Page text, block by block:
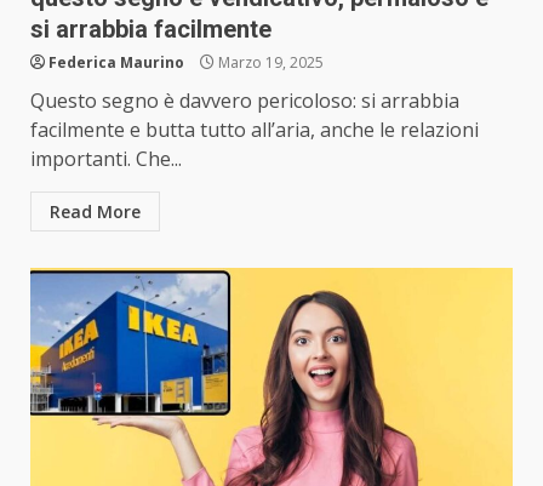
si arrabbia facilmente
Federica Maurino Marzo 19, 2025
Questo segno è davvero pericoloso: si arrabbia
facilmente e butta tutto all’aria, anche le relazioni
importanti. Che...
Read More